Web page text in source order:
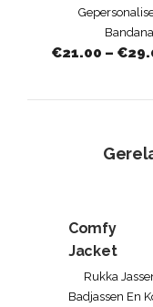
Bandana
€21.00 – €
Comfy
Jacket
Rukka
Badjassen En